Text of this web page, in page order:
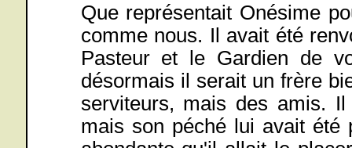
Que représentait Onésime
comme nous. Il avait été
Pasteur et le Gardien de
désormais il serait un frère
serviteurs, mais des amis.
mais son péché lui avait été